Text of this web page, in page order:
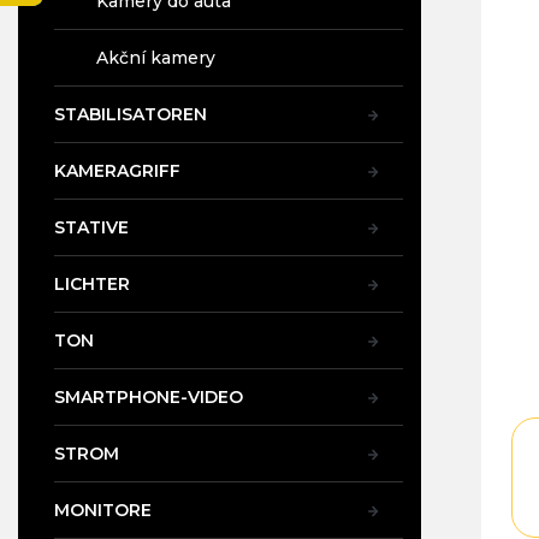
Akční kamery
STABILISATOREN
KAMERAGRIFF
STATIVE
LICHTER
TON
SMARTPHONE-VIDEO
STROM
MONITORE